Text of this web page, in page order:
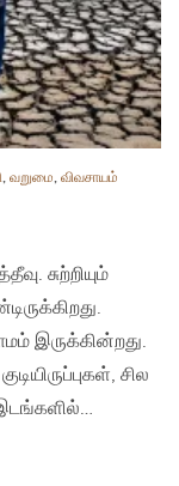
, வறுமை, விவசாயம்
சுற்றியும்
இருக்கின்றது.
சில